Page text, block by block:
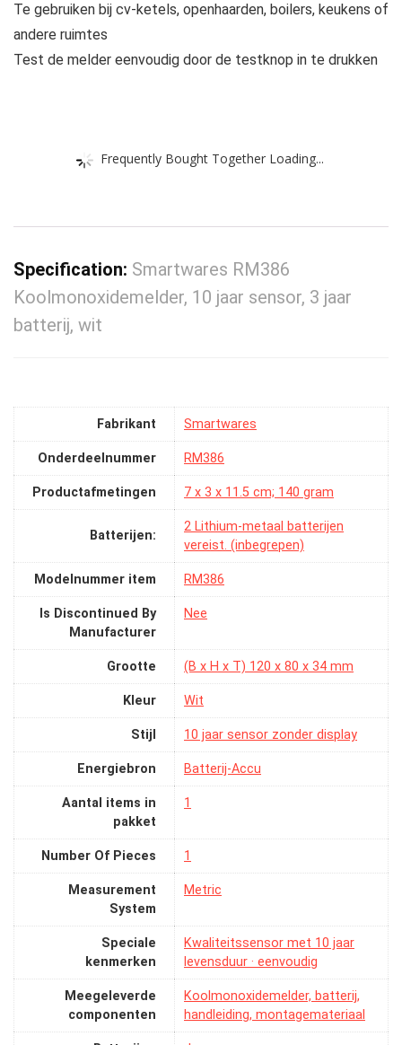
Te gebruiken bij cv-ketels, openhaarden, boilers, keukens of
andere ruimtes
Test de melder eenvoudig door de testknop in te drukken
Frequently Bought Together Loading...
Specification: Smartwares RM386
Koolmonoxidemelder, 10 jaar sensor, 3 jaar
batterij, wit
Fabrikant ‎Smartwares
Onderdeelnummer ‎RM386
Productafmetingen ‎7 x 3 x 11.5 cm; 140 gram
Batterijen:
‎2 Lithium-metaal batterijen
vereist. (inbegrepen)
Modelnummer item ‎RM386
Is Discontinued By
Manufacturer
‎Nee
Grootte ‎(B x H x T) 120 x 80 x 34 mm
Kleur ‎Wit
Stijl ‎10 jaar sensor zonder display
Energiebron ‎Batterij-Accu
Aantal items in
pakket
‎1
Number Of Pieces ‎1
Measurement
System
‎Metric
Speciale
kenmerken
‎Kwaliteitssensor met 10 jaar
levensduur · eenvoudig
Meegeleverde
componenten
‎Koolmonoxidemelder, batterij,
handleiding, montagemateriaal